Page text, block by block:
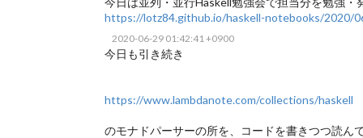
https://lotz84.github.io/haskell-notebooks/2020/
2020-06-29 01:42:41 +0900
今日も引き続き
https://www.lambdanote.com/collections/haskell
のモナドパーサーの所を、コードを書きつつ読ん